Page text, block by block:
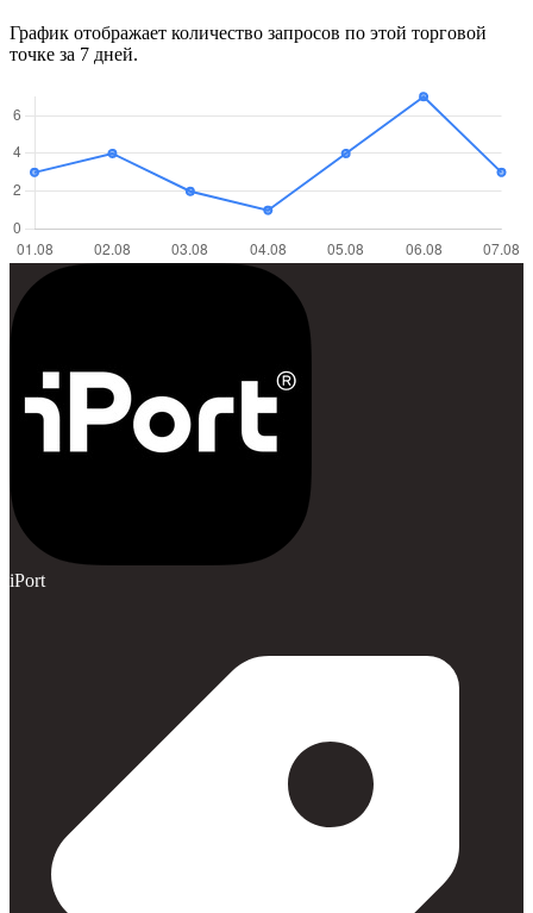
График отображает количество запросов по этой торговой
точке за 7 дней.
iPort